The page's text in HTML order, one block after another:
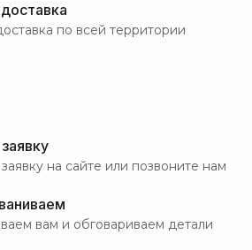
по всей территории
на сайте или позвоните нам
вам и обговариваем детали